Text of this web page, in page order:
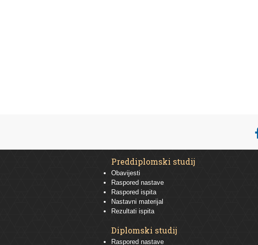
Preddiplomski studij
Obavijesti
Raspored nastave
Raspored ispita
Nastavni materijal
Rezultati ispita
Diplomski studij
Raspored nastave